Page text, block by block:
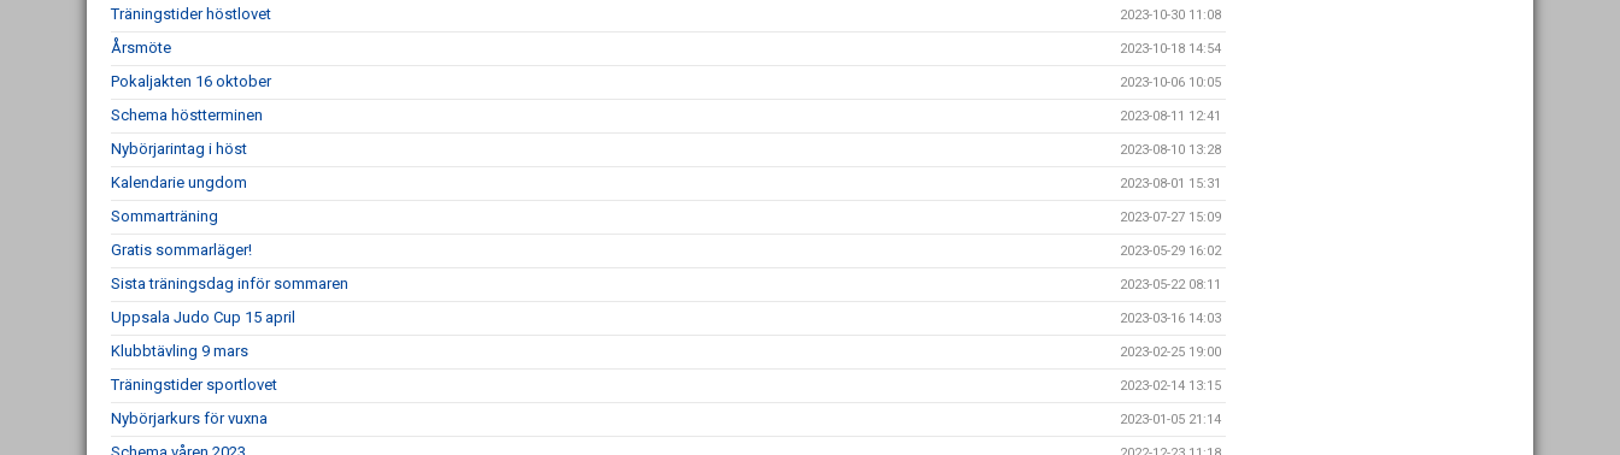
Träningstider höstlovet 2023-10-30 11:08
Årsmöte 2023-10-18 14:54
Pokaljakten 16 oktober 2023-10-06 10:05
Schema höstterminen 2023-08-11 12:41
Nybörjarintag i höst 2023-08-10 13:28
Kalendarie ungdom 2023-08-01 15:31
Sommarträning 2023-07-27 15:09
Gratis sommarläger! 2023-05-29 16:02
Sista träningsdag inför sommaren 2023-05-22 08:11
Uppsala Judo Cup 15 april 2023-03-16 14:03
Klubbtävling 9 mars 2023-02-25 19:00
Träningstider sportlovet 2023-02-14 13:15
Nybörjarkurs för vuxna 2023-01-05 21:14